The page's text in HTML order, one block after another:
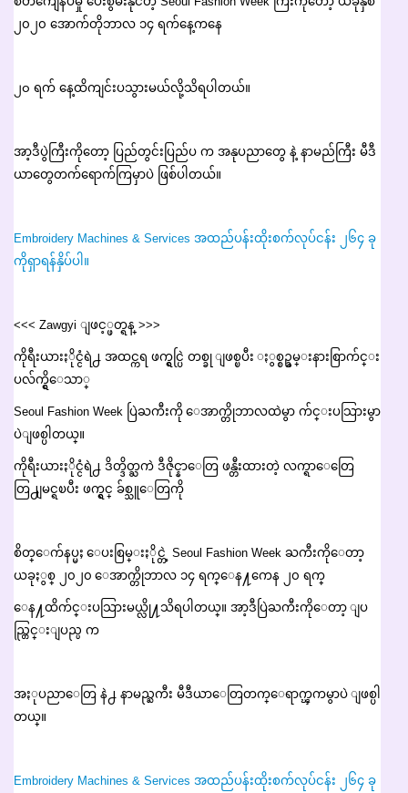
၂၀၂၀ အောက်တိုဘာလ ၁၄ ရက်နေ့ကနေ
၂၀ ရက် နေ့ထိကျင်းပသွားမယ်လို့သိရပါတယ်။
အာ့ဒီပွဲကြီးကိုတော့ ပြည်တွင်းပြည်ပ က အနုပညာတွေ နဲ့ နာမည်ကြီး မီဒီ
ယာတွေတက်ရောက်ကြမှာပဲ ဖြစ်ပါတယ်။
Embroidery Machines & Services အထည်ပန်းထိုးစက်လုပ်ငန်း ၂၆၄ ခု
ကိုရှာရန်နှိပ်ပါ။
<<< Zawgyi ျဖင့္ဖတ္ရန္ >>>
ကိုရီးယားႏိုင္ငံရဲ႕ အထင္ကရ ဖက္ရွင္ပြဲ တစ္ခု ျဖစ္ၿပီး ႏွစ္စဥ္ခမ္းနားစြာက်င္း
ပလ်က္ရွိေသာ္
Seoul Fashion Week ပြဲႀကီးကို ေအာက္တိုဘာလထဲမွာ က်င္းပသြားမွာ
ပဲျဖစ္ပါတယ္။
ကိုရီးယားႏိုင္ငံရဲ႕ ဒိတ္ဒိတ္ႀကဲ ဒီဇိုင္နာေတြ ဖန္တီးထားတဲ့ လက္ရာေတြေ
တြ႕ျမင္ရၿပီး ဖက္ရွင္ ခ်စ္သူေတြကို
စိတ္ေက်နပ္မႈ ေပးစြမ္းႏိုင္တဲ့ Seoul Fashion Week ႀကီးကိုေတာ့
ယခုႏွစ္ ၂၀၂၀ ေအာက္တိုဘာလ ၁၄ ရက္ေန႔ကေန ၂၀ ရက္
ေန႔ထိက်င္းပသြားမယ္လို႔သိရပါတယ္။ အာ့ဒီပြဲႀကီးကိုေတာ့ ျပ
ည္တြင္းျပည္ပ က
အႏုပညာေတြ နဲ႕ နာမည္ႀကီး မီဒီယာေတြတက္ေရာက္ၾကမွာပဲ ျဖစ္ပါ
တယ္။
Embroidery Machines & Services အထည်ပန်းထိုးစက်လုပ်ငန်း ၂၆၄ ခု